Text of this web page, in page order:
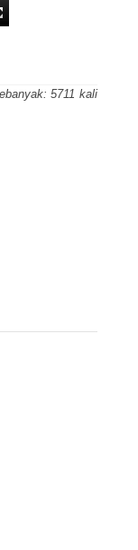
5711